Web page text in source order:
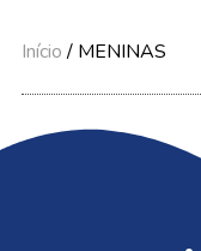
Início/ MENINAS